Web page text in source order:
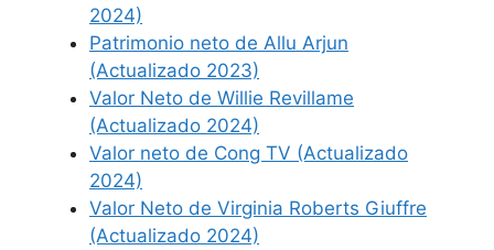
2024)
Patrimonio neto de Allu Arjun
(Actualizado 2023)
Valor Neto de Willie Revillame
(Actualizado 2024)
Valor neto de Cong TV (Actualizado
2024)
Valor Neto de Virginia Roberts Giuffre
(Actualizado 2024)